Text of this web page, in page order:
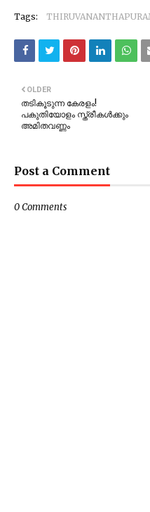
Tags:
OLDER
തടികൂടുന്ന കേരളം!
പകുതിയോളം സ്ത്രീകള്‍ക്കും
അമിതവണ്ണം
Post a Comment
0 Comments